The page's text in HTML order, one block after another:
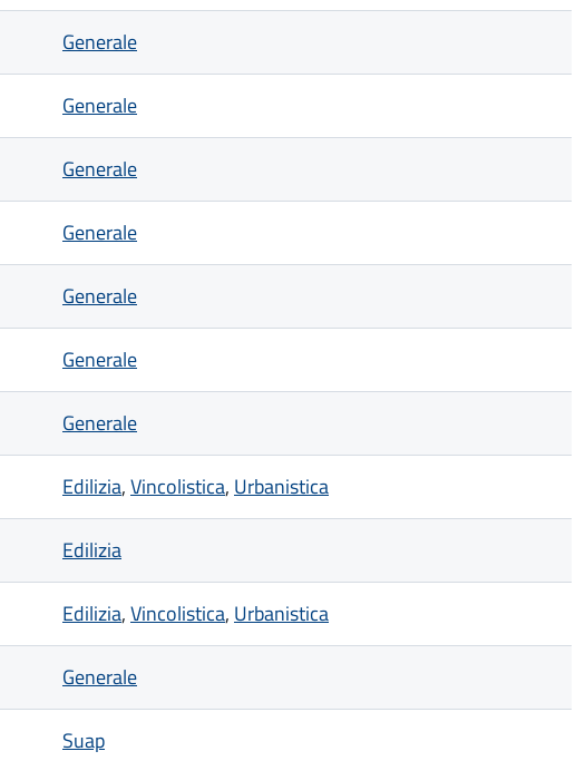
Generale
Generale
Generale
Generale
Generale
Generale
Generale
Edilizia,Vincolistica, Urbanistica
Edilizia
Edilizia,Vincolistica, Urbanistica
Generale
Suap